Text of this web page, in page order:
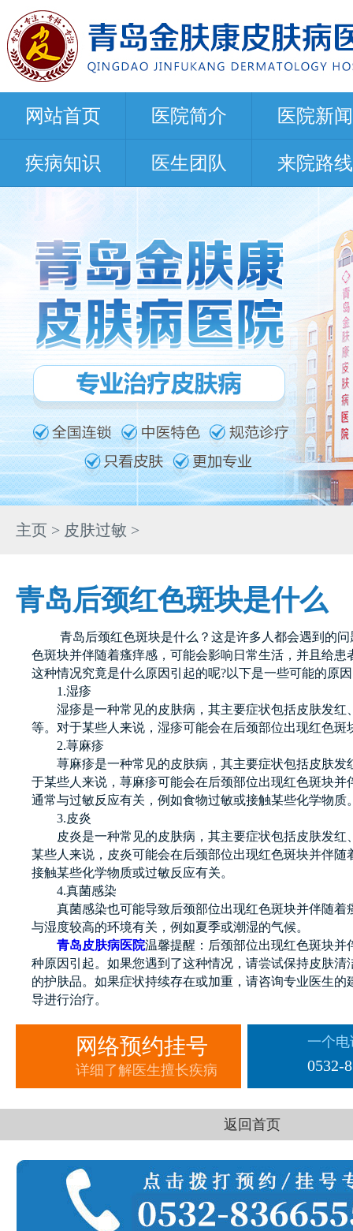
网站首页 医院简介 医院新闻
疾病知识 医生团队 来院路线
主页 > 皮肤过敏 >
青岛后颈红色斑块是什么
青岛后颈红色斑块是什么？这是许多人都会遇到的问
色斑块并伴随着瘙痒感，可能会影响日常生活，并且给患
这种情况究竟是什么原因引起的呢?以下是一些可能的原
1.湿疹
湿疹是一种常见的皮肤病，其主要症状包括皮肤发红
等。对于某些人来说，湿疹可能会在后颈部位出现红色斑
2.荨麻疹
荨麻疹是一种常见的皮肤病，其主要症状包括皮肤发
于某些人来说，荨麻疹可能会在后颈部位出现红色斑块并
通常与过敏反应有关，例如食物过敏或接触某些化学物质
3.皮炎
皮炎是一种常见的皮肤病，其主要症状包括皮肤发红
某些人来说，皮炎可能会在后颈部位出现红色斑块并伴随
接触某些化学物质或过敏反应有关。
4.真菌感染
真菌感染也可能导致后颈部位出现红色斑块并伴随着
与湿度较高的环境有关，例如夏季或潮湿的气候。
青岛皮肤病医院温馨提醒：后颈部位出现红色斑块并
种原因引起。如果您遇到了这种情况，请尝试保持皮肤清
的护肤品。如果症状持续存在或加重，请咨询专业医生的
导进行治疗。
网络预约挂号
详细了解医生擅长疾病
一个
0532-
返回首页
一键通话 预约挂号 患者服务
1
来院路线